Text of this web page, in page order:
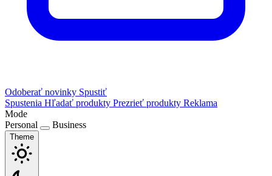
Odoberať novinky Spustiť
Spustenia Hľadať produkty Prezrieť produkty Reklama
Mode
Personal
Business
Theme